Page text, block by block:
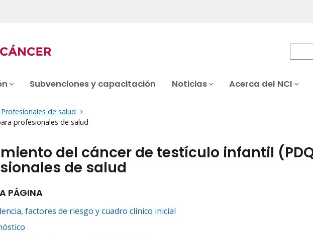
Subvenciones y capacitación Noticias Acerca del NCI
Profesionales de salud
profesionales de salud
del cáncer de testículo infantil
de salud
PÁGINA
factores de riesgo y cuadro clínico inicial